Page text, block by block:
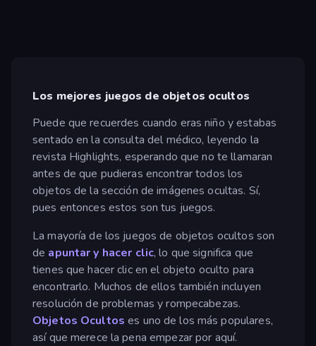
Los mejores juegos de objetos ocultos
Puede que recuerdes cuando eras niño y estabas
sentado en la consulta del médico, leyendo la
revista Highlights, esperando que no te llamaran
antes de que pudieras encontrar todos los
objetos de la sección de imágenes ocultas. Sí,
pues entonces estos son tus juegos.
La mayoría de los juegos de objetos ocultos son
de apuntar y hacer clic, lo que significa que
tienes que hacer clic en el objeto oculto para
encontrarlo. Muchos de ellos también incluyen
resolución de problemas y rompecabezas.
Objetos Ocultos es uno de los más populares,
así que merece la pena empezar por aquí.